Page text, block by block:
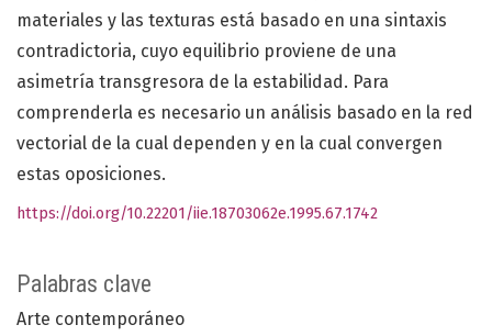
Palabras clave
Arte contemporáneo
materiales y las texturas está basado en una sintaxis
contradictoria, cuyo equilibrio proviene de una
asimetría transgresora de la estabilidad. Para
comprenderla es necesario un análisis basado en la red
vectorial de la cual dependen y en la cual convergen
estas oposiciones.
https://doi.org/10.22201/iie.18703062e.1995.67.1742